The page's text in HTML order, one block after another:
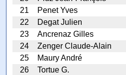
21
Penet Yves
22
Degat Julien
23
Ancrenaz Gilles
24
Zenger Claude-Alain
25
Maury André
26
Tortue G.